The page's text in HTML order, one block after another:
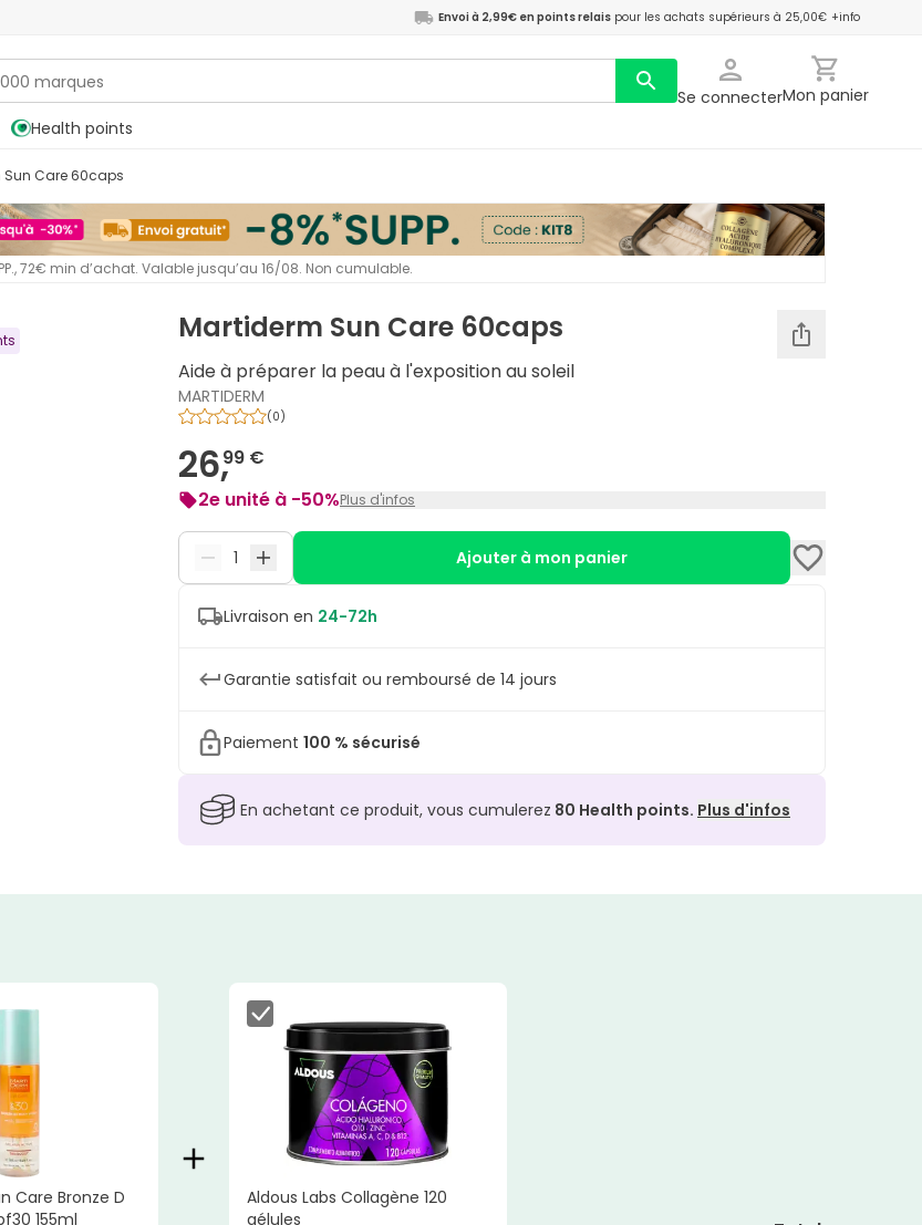
Envoi à 2,99€ en points relais pour les achats supérieurs à 25,00€ +info
Se connecterMon panier
Health points
Sun Care 60caps
72€ min d’achat. Valable jusqu’au 16/08. Non cumulable.
Martiderm Sun Care 60caps
Aide à préparer la peau à l'exposition au soleil
MARTIDERM
(0)
26,99 €
2e unité à -50%Plus d'infos
Remise de 50% sur la deuxième unité deMartiderm Sun Care 60caps. Elle
s’applique automatiquement dans votre panier.
Ajouter à mon panier
Livraison en 24-72h
Garantie satisfait ou remboursé de 14 jours
Paiement 100 % sécurisé
En achetant ce produit, vous cumulerez 80 Health points. Plus d'infos
Care Bronze D
155ml
Aldous Labs Collagène 120
gélules